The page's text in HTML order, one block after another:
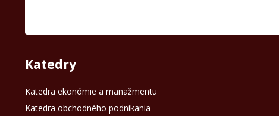
Katedry
Katedra ekonómie a manažmentu
Katedra obchodného podnikania